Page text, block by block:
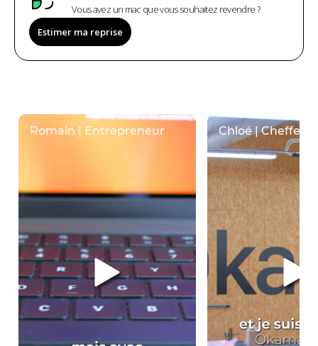
Vous avez un mac que vous souhaitez revendre ?
Estimer ma reprise